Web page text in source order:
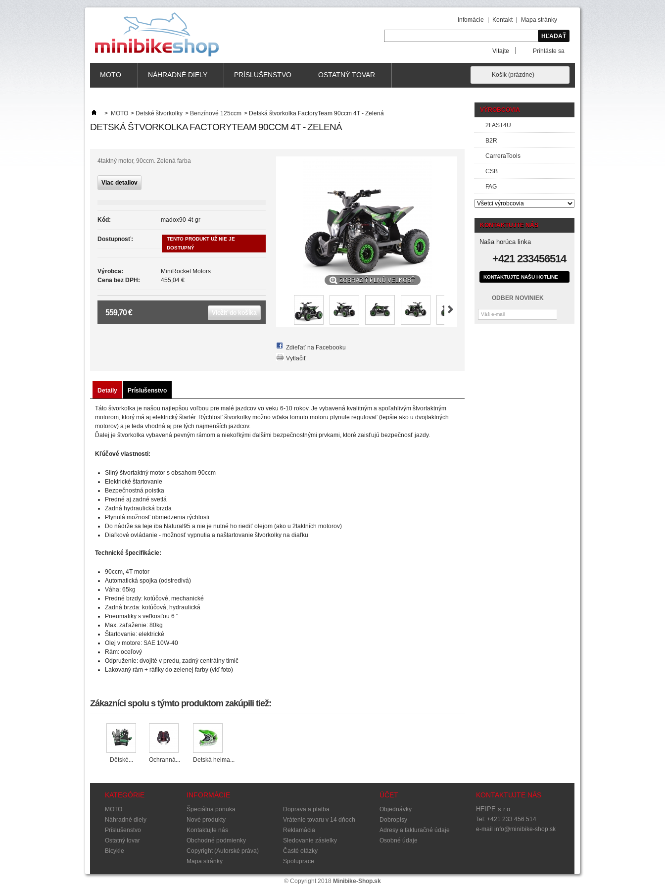
Infomácie Kontakt Mapa stránky
Košík (prázdne)
Vitajte Prihláste sa
MOTO NÁHRADNÉ DIELY PRÍSLUŠENSTVO OSTATNÝ TOVAR
VÝROBCOVIA
2FAST4U
B2R
CarreraTools
CSB
FAG
KONTAKTUJTE NÁS
Naša horúca linka
+421 233456514
KONTAKTUJTE NAŠU HOTLINE
ODBER NOVINIEK
> MOTO > Detské štvorkolky > Benzínové 125ccm > Detská štvorkolka FactoryTeam 90ccm 4T - Zelená
DETSKÁ ŠTVORKOLKA FACTORYTEAM 90CCM 4T - ZELENÁ
ZOBRAZIŤ PLNÚ VEĽKOSŤ
Zdieľať na Facebooku
Vytlačiť
4taktný motor, 90ccm. Zelená farba
Viac detailov
Kód: madox90-4t-gr
Dostupnosť:
TENTO PRODUKT UŽ NIE JE
DOSTUPNÝ
Výrobca:
MiniRocket Motors
Cena bez DPH:
455,04 €
559,70 € Vložiť do košíka
Detaily Príslušenstvo
Táto štvorkolka je našou najlepšou voľbou pre malé jazdcov vo veku 6-10 rokov. Je vybavená kvalitným a spoľahlivým štvortaktným
motorom, ktorý má aj elektrický štartér. Rýchlosť štvorkolky možno vďaka tomuto motoru plynule regulovať (lepšie ako u dvojtaktných
motorov) a je teda vhodná aj pre tých najmenších jazdcov.
Ďalej je štvorkolka vybavená pevným rámom a niekoľkými ďalšími bezpečnostnými prvkami, ktoré zaisťujú bezpečnosť jazdy.
Kľúčové vlastnosti:
Silný štvortaktný motor s obsahom 90ccm
Elektrické štartovanie
Bezpečnostná poistka
Predné aj zadné svetlá
Zadná hydraulická brzda
Plynulá možnosť obmedzenia rýchlosti
Do nádrže sa leje iba Natural95 a nie je nutné ho riediť olejom (ako u 2taktních motorov)
Diaľkové ovládanie - možnosť vypnutia a naštartovanie štvorkolky na diaľku
Technické špecifikácie:
90ccm, 4T motor
Automatická spojka (odstredivá)
Váha: 65kg
Predné brzdy: kotúčové, mechanické
Zadná brzda: kotúčová, hydraulická
Pneumatiky s veľkosťou 6 "
Max. zaťaženie: 80kg
Štartovanie: elektrické
Olej v motore: SAE 10W-40
Rám: oceľový
Odpruženie: dvojité v predu, zadný centrálny tlmič
Lakovaný rám + ráfiky do zelenej farby (viď foto)
Zákazníci spolu s týmto produktom zakúpili tiež:
Dětské... Ochranná... Detská helma...
KATEGÓRIE
MOTO
Náhradné diely
Príslušenstvo
Ostatný tovar
Bicykle
INFORMÁCIE
Špeciálna ponuka
Nové produkty
Kontaktujte nás
Obchodné podmienky
Copyright (Autorské práva)
Mapa stránky
Doprava a platba
Vrátenie tovaru v 14 dňoch
Reklamácia
Sledovanie zásielky
Časté otázky
Spoluprace
ÚČET
Objednávky
Dobropisy
Adresy a fakturačné údaje
Osobné údaje
KONTAKTUJTE NÁS
HEIPE s.r.o.
Tel: +421 233 456 514
e-mail info@minibike-shop.sk
© Copyright 2018 Minibike-Shop.sk